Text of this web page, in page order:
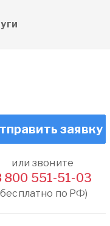
заявку
или звоните
800 551-51-03
по РФ)